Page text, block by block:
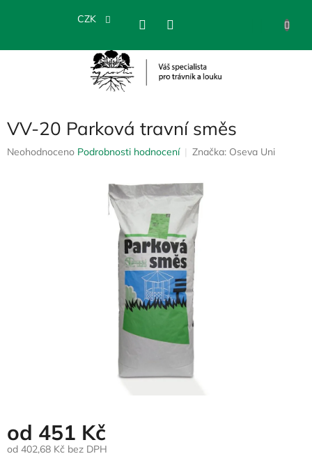
CZK
VV-20 Parková travní směs
Průměrné
Neohodnoceno Podrobnosti hodnocení Značka: Oseva Uni
od 451 Kč
od 402,68 Kč bez DPH